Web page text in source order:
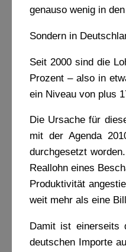
genauso wenig in
Sondern in
Seit 2000 sind die
Prozent – also in
ein Niveau von plus
Die Ursache für
mit der Agenda
durchgesetzt
Reallohn eines
Produktivität
weit mehr als eine
Damit ist einerseits
deutschen Importe